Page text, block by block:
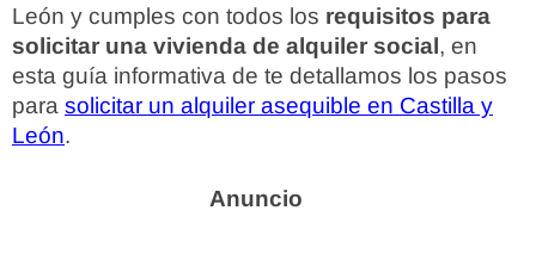
León y cumples con todos los requisitos para
solicitar una vivienda de alquiler social, en
esta guía informativa de te detallamos los pasos
para solicitar un alquiler asequible en Castilla y
León.